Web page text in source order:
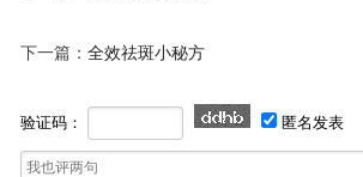
下一篇： 全效祛斑小秘方
验证码： 匿名发表